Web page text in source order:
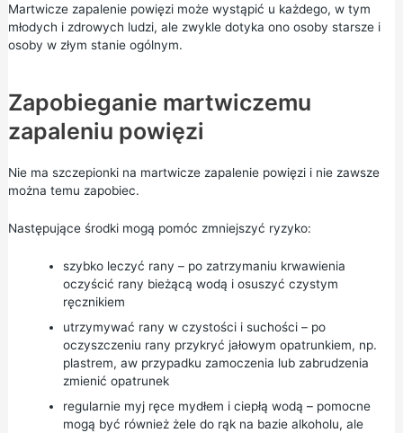
Martwicze zapalenie powięzi może wystąpić u każdego, w tym
młodych i zdrowych ludzi, ale zwykle dotyka ono osoby starsze i
osoby w złym stanie ogólnym.
Zapobieganie martwiczemu
zapaleniu powięzi
Nie ma szczepionki na martwicze zapalenie powięzi i nie zawsze
można temu zapobiec.
Następujące środki mogą pomóc zmniejszyć ryzyko:
szybko leczyć rany – po zatrzymaniu krwawienia
oczyścić rany bieżącą wodą i osuszyć czystym
ręcznikiem
utrzymywać rany w czystości i suchości – po
oczyszczeniu rany przykryć jałowym opatrunkiem, np.
plastrem, aw przypadku zamoczenia lub zabrudzenia
zmienić opatrunek
regularnie myj ręce mydłem i ciepłą wodą – pomocne
mogą być również żele do rąk na bazie alkoholu, ale